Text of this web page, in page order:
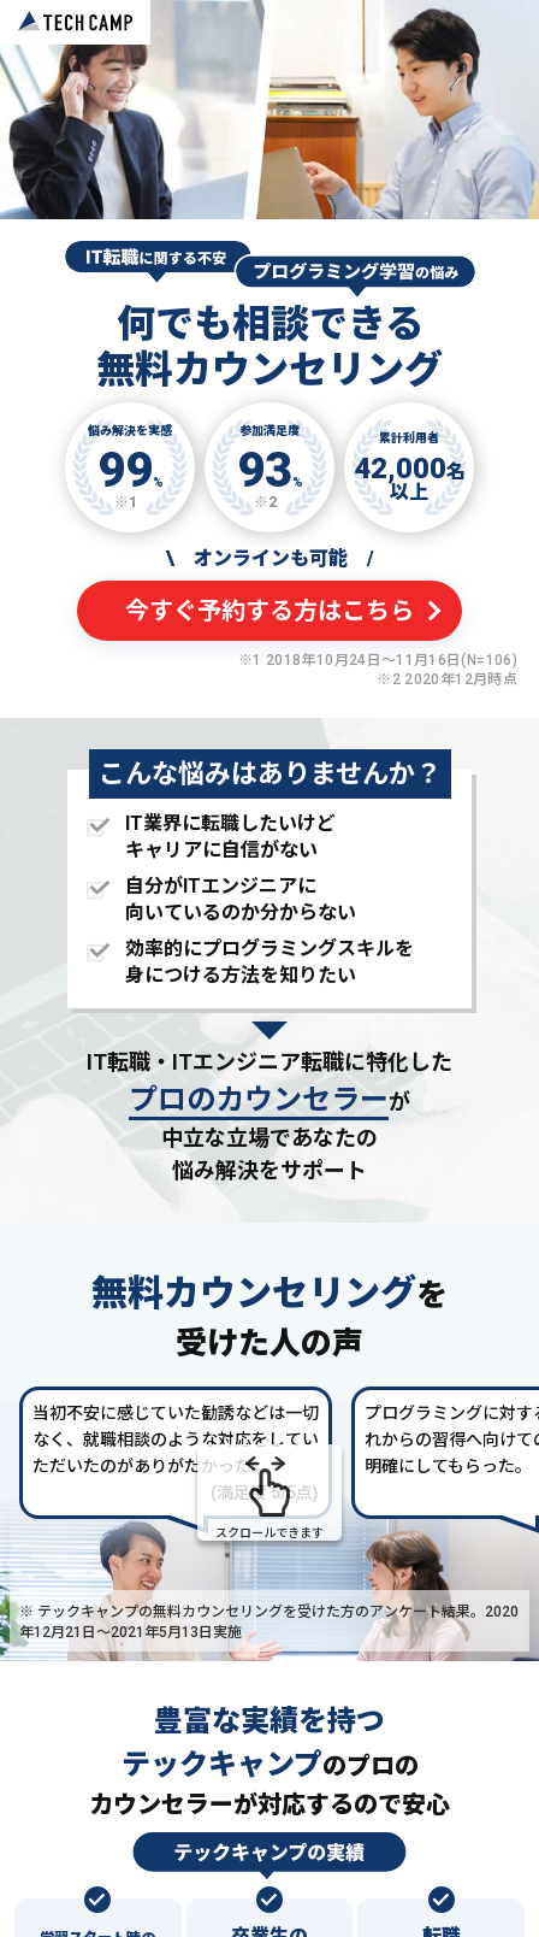
何でも相談できる
無料カウンセリング
悩み解決を実感
99%
※1
参加満足度
93%
※2
累計利用者
42,000名
以上
\ オンラインも可能 /
今すぐ予約する方はこちら
※1 2018年10月24日〜11月16日(N=106)
※2 2020年12月時点
こんな悩みはありませんか？
IT業界に転職したいけど
キャリアに自信がない
自分がITエンジニアに
向いているのか分からない
効率的にプログラミングスキルを
身につける方法を知りたい
IT転職・ITエンジニア転職に特化した
プロのカウンセラーが
中立な立場であなたの
悩み解決をサポート
無料カウンセリングを
受けた人の声
当初不安に感じていた勧誘などは一切
なく、就職相談のような対応をしてい
ただいたのがありがたかった。
(満足度 5/5点)
プログラミングに対
れからの習得へ向け
明確にしてもらった。
スクロールできます
※ テックキャンプの無料カウンセリングを受けた方のアンケート結果。2020
年12月21日〜2021年5月13日実施
豊富な実績を持つ
テックキャンプのプロの
カウンセラーが対応するので安心